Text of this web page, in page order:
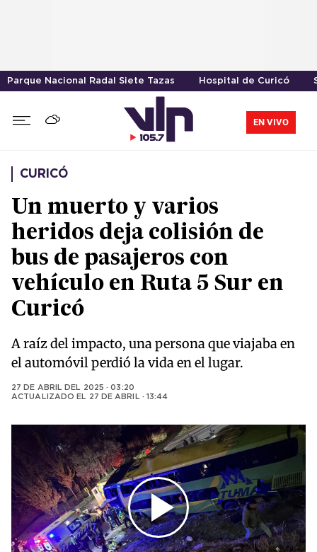
Parque Nacional Radal Siete Tazas Hospital de Curicó
EN VIVO
CURICÓ
Un muerto y varios
heridos deja colisión de
bus de pasajeros con
vehículo en Ruta 5 Sur en
Curicó
A raíz del impacto, una persona que viajaba en
el automóvil perdió la vida en el lugar.
27 DE ABRIL DEL 2025 · 03:20
ACTUALIZADO EL 27 DE ABRIL · 13:44
Play
Video